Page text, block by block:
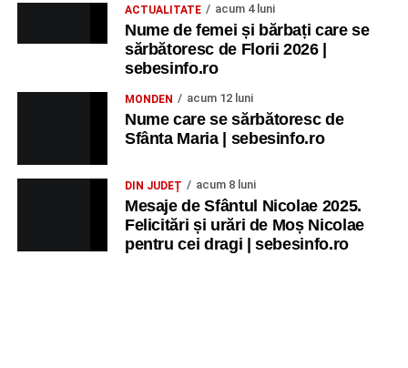
Trupa de Dansuri Săsești.
Ora 20.30– Parcul Tineretului: proiecția filmului pentru
„Străjerii Deltei”(România, 2021), film de familie și
JOI, 27 AUGUST 2026
Grădina Muzeului Municipal „Ioan
Raica” Sebeș
Sărbătoarea Seniorilor
– festivitatea de
ACTUALITATE acum 4 luni
Nume de femei și bărbați care se
sărbătoresc de Florii 2026 |
sebesinfo.ro
MONDEN acum 12 luni
Nume care se sărbătoresc de
Sfânta Maria | sebesinfo.ro
DIN JUDEȚ acum 8 luni
Mesaje de Sfântul Nicolae 2025.
Felicitări și urări de Moș Nicolae
pentru cei dragi | sebesinfo.ro